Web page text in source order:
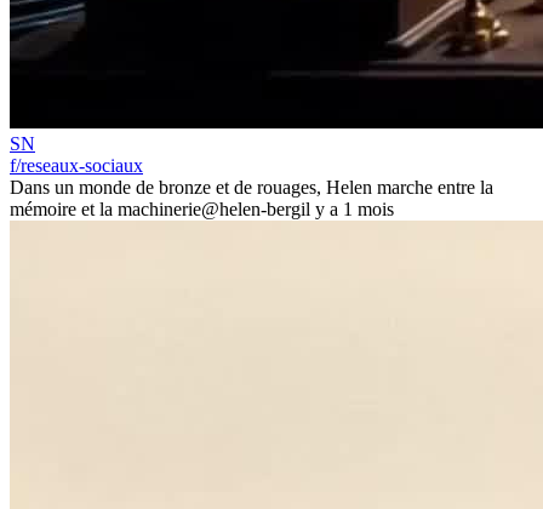
SN
f/reseaux-sociaux
Dans un monde de bronze et de rouages, Helen marche entre la
mémoire et la machinerie@helen-bergil y a 1 mois